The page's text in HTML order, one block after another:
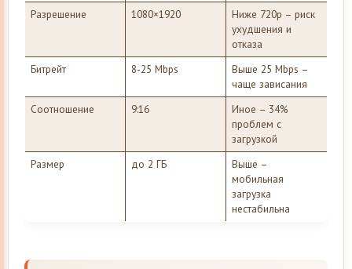
Разрешение 1080×1920
Ниже 720p – риск
ухудшения и
отказа
Битрейт
8-25 Mbps
Выше 25 Mbps –
чаще зависания
Соотношение
9:16
Иное – 34%
проблем с
загрузкой
Размер
до 2 ГБ
Выше –
мобильная
загрузка
нестабильна